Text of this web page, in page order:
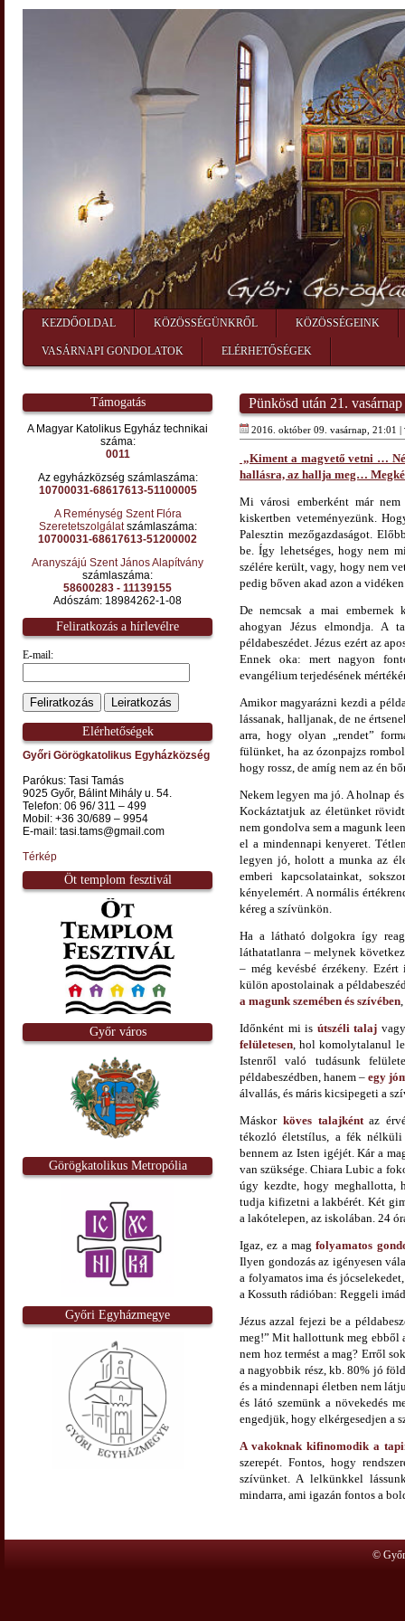
KEZDŐOLDAL KÖZÖSSÉGÜNKRŐL KÖZÖSSÉGEINK
VASÁRNAPI GONDOLATOK ELÉRHETŐSÉGEK
Támogatás
A Magyar Katolikus Egyház technikai
száma:
0011
Az egyházközség számlaszáma:
10700031-68617613-51100005
A Reménység Szent Flóra
Szeretetszolgálatszámlaszáma:
10700031-68617613-51200002
Aranyszájú Szent János Alapítvány
számlaszáma:
58600283 - 11139155
Adószám: 18984262-1-08
Feliratkozás a hírlevélre
E-mail:
Elérhetőségek
Győri Görögkatolikus Egyházközség
Parókus: Tasi Tamás
9025 Győr, Bálint Mihály u. 54.
Telefon: 06 96/ 311 – 499
Mobil: +36 30/689 – 9954
E-mail: tasi.tams@gmail.com
Térkép
Öt templom fesztivál
Győr város
Görögkatolikus Metropólia
Győri Egyházmegye
Pünkösd után 21. vasárnap
2016. október 09. vasárnap, 21:01 |
„Kiment a magvető vetni …
hallásra, az hallja meg…
Mi városi emberként már
kiskertben veteményezünk.
Palesztin mezőgazdaságot.
be. Így lehetséges, hogy nem
szélére került, vagy, hogy nem
pedig bőven akad azon a
De nemcsak a mai embernek
ahogyan Jézus elmondja. A
példabeszédet. Jézus ezért az
Ennek oka: mert nagyon
evangélium terjedésének
Amikor magyarázni kezdi a
lássanak, halljanak, de ne
arra, hogy olyan „rendet”
fülünket, ha az ózonpajzs
hogy rossz, de amíg nem az én
Nekem legyen ma jó. A holnap
Kockáztatjuk az életünket
nem gondolva sem a magunk
el a mindennapi kenyeret.
legyen jó, holott a munka az
emberi kapcsolatainkat,
kényelemért. A normális
kéreg a szívünkön.
Ha a látható dolgokra így
láthatatlanra – melynek
– még kevésbé érzékeny.
külön apostolainak a
a magunk szemében és szívében
Időnként mi is útszéli talaj
felületesen, hol komolytalanul
Istenről való tudásunk
példabeszédben, hanem – egy
álvallás, és máris kicsipegeti a
Máskor köves talajkéntaz
tékozló életstílus, a fék nélküli
bennem az Isten igéjét. Kár a
van szüksége. Chiara Lubic a
úgy kezdte, hogy meghallotta,
tudja kifizetni a lakbérét. Két
a lakótelepen, az iskolában. 24
Igaz, ez a magfolyamatos
Ilyen gondozás az igényesen
a folyamatos ima és
a Kossuth rádióban: Reggeli
Jézus azzal fejezi be a
meg!” Mit hallottunk meg ebből
nem hoz termést a mag? Erről
a nagyobbik rész, kb. 80% jó
és a mindennapi életben nem
és látó szemünk a növekedés
engedjük, hogy elkérgesedjen a
A vakoknak kifinomodik a
szerepét. Fontos, hogy
szívünket. A lelkünkkel
mindarra, ami igazán fontos a
©